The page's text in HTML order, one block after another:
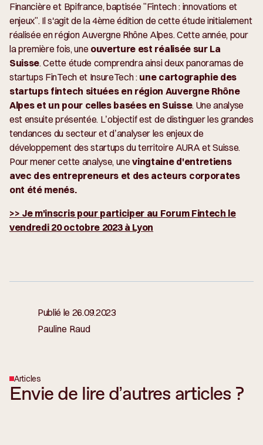
Financière et Bpifrance, baptisée "Fintech : innovations et
enjeux". Il s'agit de la 4ème édition de cette étude initialement
réalisée en région Auvergne Rhône Alpes. Cette année, pour
la première fois, une ouverture est réalisée sur La
Suisse. Cette étude comprendra ainsi deux panoramas de
startups FinTech et InsureTech :une cartographie des
startups fintech situées en région Auvergne Rhône
Alpes et un pour celles basées en Suisse. Une analyse
est ensuite présentée. L’objectif est de distinguer les grandes
tendances du secteur et d’analyser les enjeux de
développement des startups du territoire AURA et Suisse.
Pour mener cette analyse, unevingtaine d'entretiens
avec des entrepreneurs et des acteurs corporates
ont été menés.
>> Je m'inscris pour participer au Forum Fintech le
vendredi 20 octobre 2023 à Lyon
Publié le 26.09.2023
Pauline Raud
Articles
Envie de lire d’autres articles ?